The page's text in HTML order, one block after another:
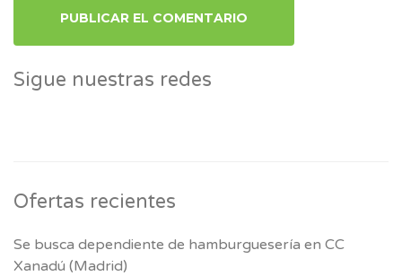
Sigue nuestras redes
Ofertas recientes
Se busca dependiente de hamburguesería en CC
Xanadú (Madrid)